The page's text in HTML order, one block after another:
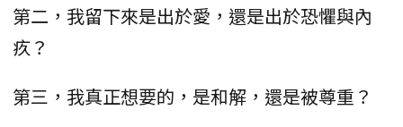
第二，我留下來是出於愛，還是出於恐懼與內
疚？
第三，我真正想要的，是和解，還是被尊重？